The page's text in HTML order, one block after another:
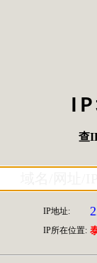
查
IP地址:
IP所在位置: